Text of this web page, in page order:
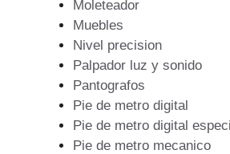
Moleteador
Muebles
Nivel precision
Palpador luz y sonido
Pantografos
Pie de metro digital
Pie de metro digital
Pie de metro mecanico